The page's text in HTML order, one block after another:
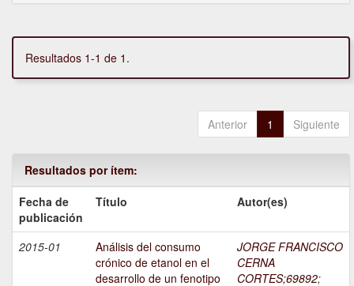
Resultados 1-1 de 1.
Anterior 1 Siguiente
Resultados por ítem:
Fecha de
publicación
Título Autor(es)
2015-01
Análisis del consumo
crónico de etanol en el
desarrollo de un fenotipo
JORGE FRANCISCO
CERNA
CORTES;69892;